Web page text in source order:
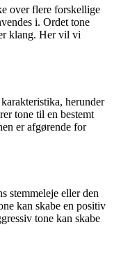
over flere forskellige
i. Ordet tone
klang. Her vil vi
herunder
tone til en bestemt
er afgørende for
stemmeleje eller den
kan skabe en positiv
tone kan skabe